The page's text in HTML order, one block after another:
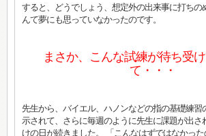
すると、どうでしょう、想定外の出来事に打ちの
んて夢にも思っていなかったのです。
まさか、こんな試練が待ち受
て・・・
先生から、バイエル、ハノンなどの指の基礎練習
示されて、さらに毎週のように先生に課題が出さ
けの日が続きました。 「こんなはずではなかっ